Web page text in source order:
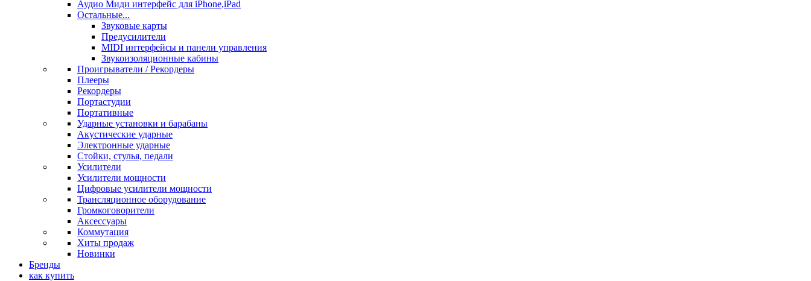
Аудио Миди интерфейс для iPhone,iPad
Остальные...
Звуковые карты
Предусилители
MIDI интерфейсы и панели управления
Звукоизоляционные кабины
Проигрыватели / Рекордеры
Плееры
Рекордеры
Портастудии
Портативные
Ударные установки и барабаны
Акустические ударные
Электронные ударные
Стойки, стулья, педали
Усилители
Усилители мощности
Цифровые усилители мощности
Трансляционное оборудование
Громкоговорители
Аксессуары
Коммутация
Хиты продаж
Новинки
Бренды
как купить